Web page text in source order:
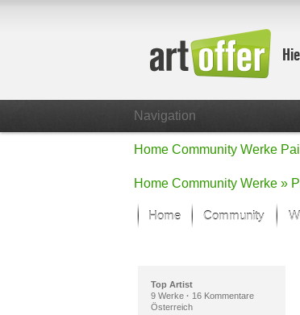
Navigation
Home Community Werke
Home Community Werke »
Home Community
Top Artist
9 Werke · 16 Kommentare
Österreich